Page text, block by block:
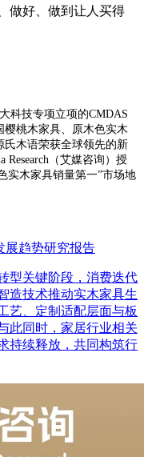
好、做到让人买得
科技专项立项的CMDAS
桃木家具、原木色实木
氏木语荣获全球领先的新
（艾媒咨询）授
实木家具销量第一”市场地
展趋势研究报告
型关键阶段，消费迭代
造技术推动实木家具生
艺、定制适配层面与板
此同时，家居行业相关
持续释放，共同构筑行